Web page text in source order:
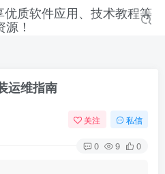
运维指南
关注 私信
0 9 0